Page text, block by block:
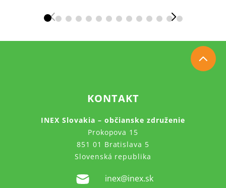
KONTAKT
INEX Slovakia – občianske združenie
Prokopova 15
851 01 Bratislava 5
Slovenská republika
inex@inex.sk